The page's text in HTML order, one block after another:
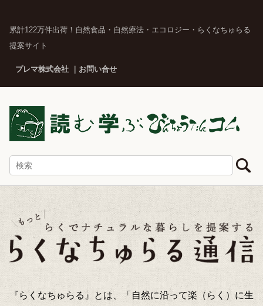
累計122万件出荷！自然食品・自然療法・エコロジー・らくなちゅらる
提案サイト
プレマ株式会社 お問い合せ
『らくなちゅらる』とは、「自然に沿って楽（らく）に生